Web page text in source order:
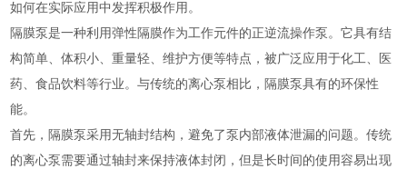
如何在实际应用中发挥积极作用。
隔膜泵是一种利用弹性隔膜作为工作元件的正逆流操作泵。它具有结
构简单、体积小、重量轻、维护方便等特点，被广泛应用于化工、医
药、食品饮料等行业。与传统的离心泵相比，隔膜泵具有的环保性
能。
首先，隔膜泵采用无轴封结构，避免了泵内部液体泄漏的问题。传统
的离心泵需要通过轴封来保持液体封闭，但是长时间的使用容易出现